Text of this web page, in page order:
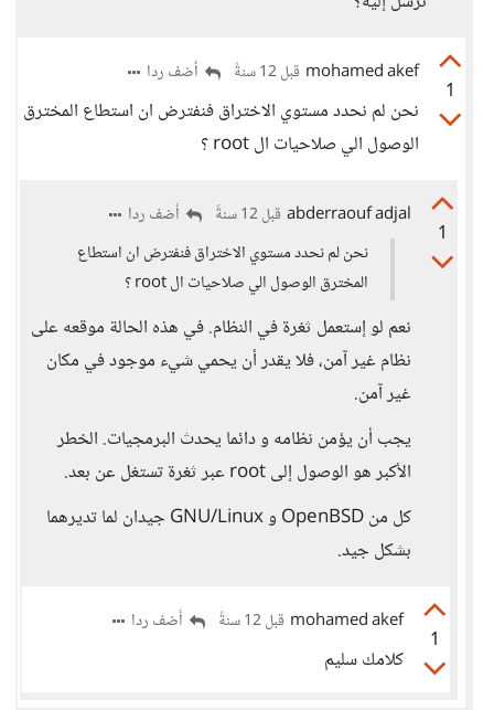
1
mohamed akef قبل 12 سنةً أضف ردا
نحن لم نحدد مستوي الاختراق فنفترض ان استطاع المخترق
الوصول الي صلاحيات ال root ؟
1
abderraouf adjal قبل 12 سنةً
أضف ردا
نحن لم نحدد مستوي الاختراق فنفترض ان استطاع
المخترق الوصول الي صلاحيات ال root ؟
نعم لو إستعمل ثغرة في النظام. في هذه الحالة موقعه على
نظام غير آمن، فلا يقدر أن يحمي شيء موجود في مكان
غير آمن.
يجب أن يؤمن نظامه و دائما يحدث البرمجيات. الخطر
الأكبر هو الوصول إلى root عبر ثغرة تستغل عن بعد.
كل من OpenBSD و GNU/Linux جيدان لما تديرهما
بشكل جيد.
1
mohamed akef قبل 12 سنةً أضف ردا
كلامك سليم